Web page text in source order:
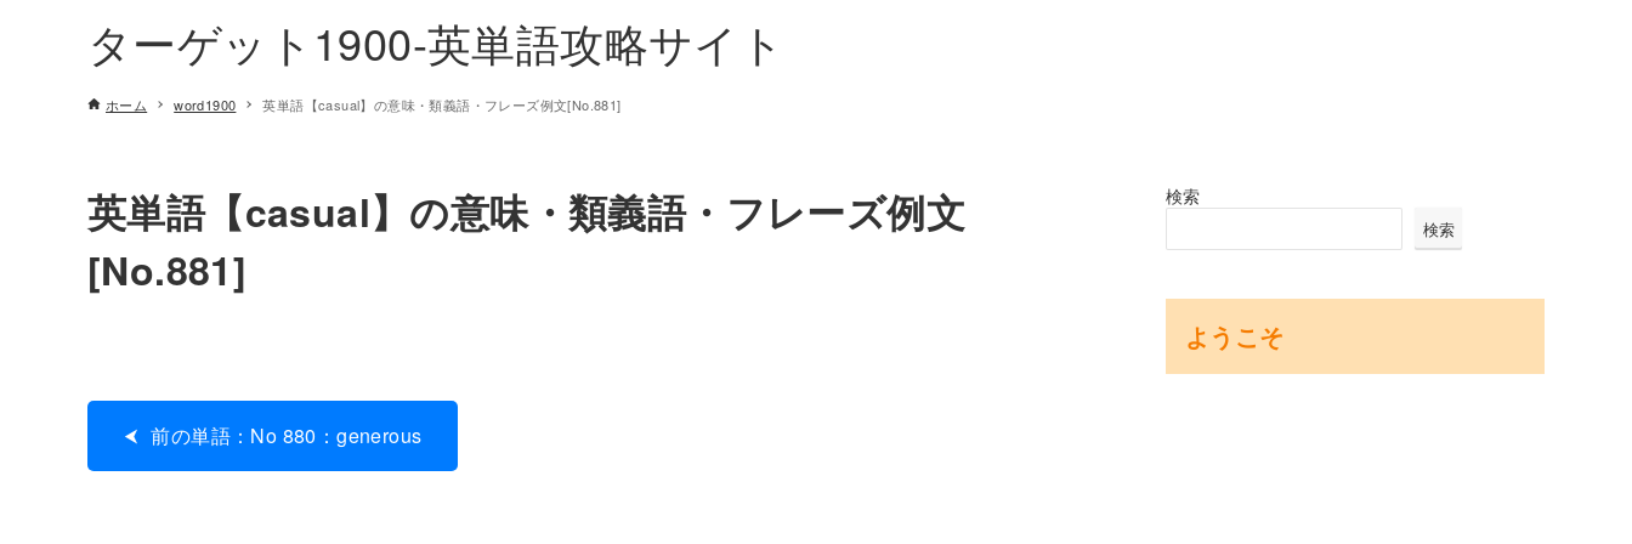
ターゲット1900-英単語攻略サイト
ホーム word1900 英単語【casual】の意味・類義語・フレーズ例文[No.881]
英単語【casual】の意味・類義語・フレーズ例文
[No.881]
前の単語：No 880：generous
検索
検索
ようこそ